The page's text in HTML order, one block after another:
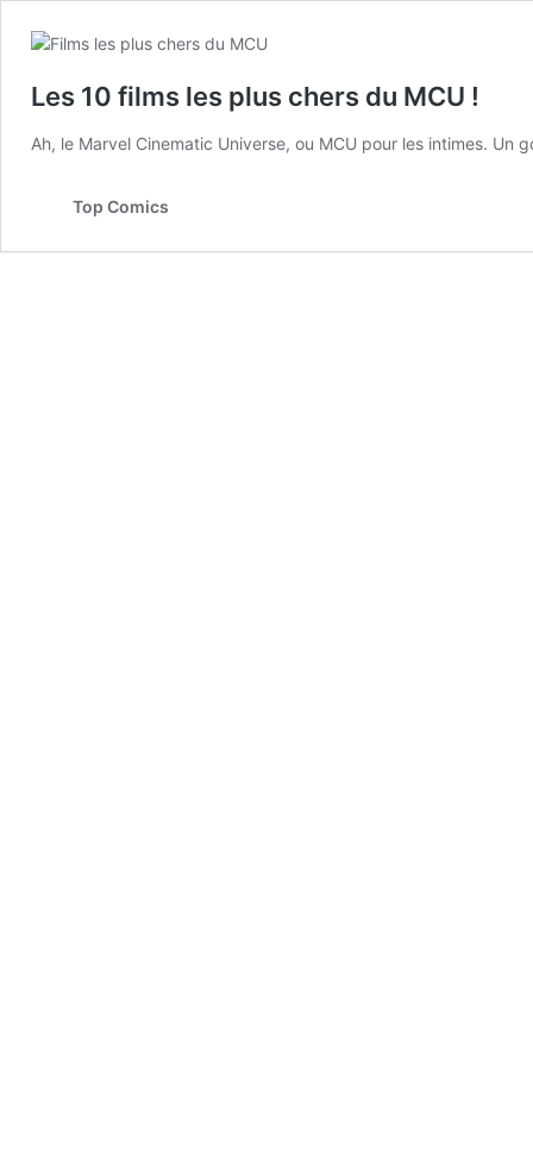
Les 10 films les plus chers du MCU !
Ah, le Marvel Cinematic Universe, ou MCU pour les intimes. Un
Top Comics